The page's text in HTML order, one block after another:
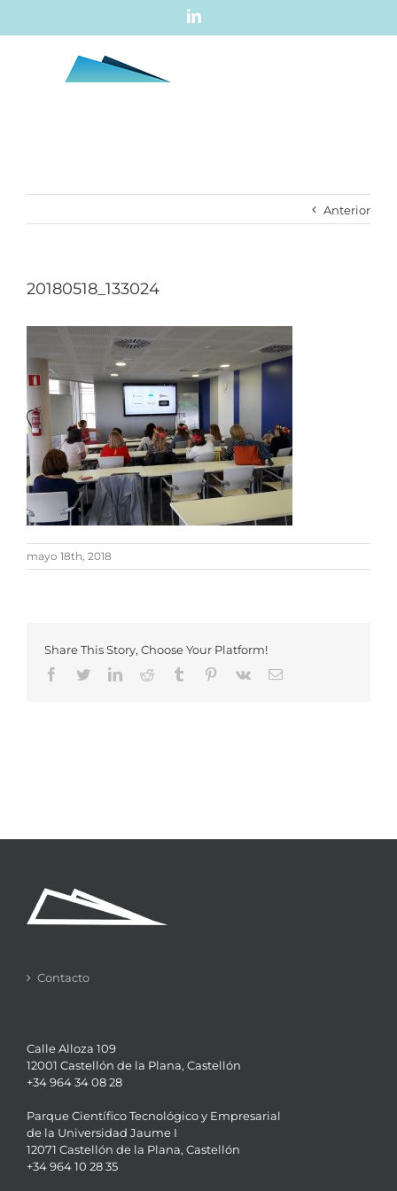
LinkedIn
Anterior
20180518_133024
mayo 18th, 2018
Share This Story, Choose Your Platform!
Facebook
TwitterLinkedInReddit Tumblr Pinterest
Vk Email
Contacto
Calle Alloza 109
12001 Castellón de la Plana, Castellón
+34 964 34 08 28
Parque Científico Tecnológico y Empresarial
de la Universidad Jaume I
12071 Castellón de la Plana, Castellón
+34 964 10 28 35